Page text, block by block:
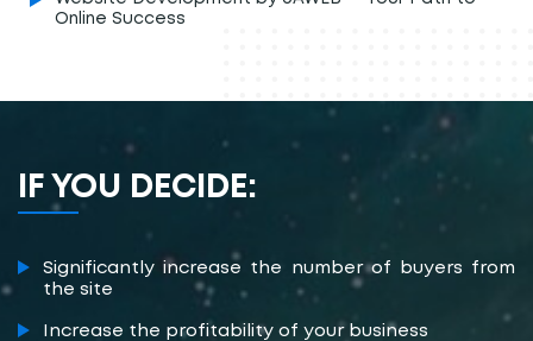
Online Success
IF YOU DECIDE:
Significantly increase the number of buyers from
the site
Increase the profitability of your business